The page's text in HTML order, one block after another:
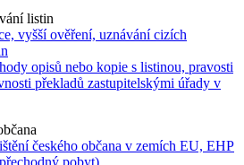
listin
vyšší ověření, uznávání cizích
opisů nebo kopie s listinou, pravosti
překladů zastupitelskými úřady v
českého občana v zemích EU, EHP
pobyt)